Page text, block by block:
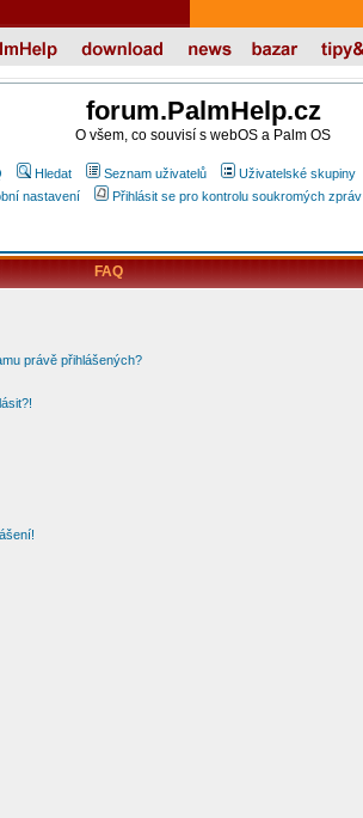
forum.PalmHelp.cz
O všem, co souvisí s webOS a Palm OS
Hledat Seznam uživatelů Uživatelské skupiny
nastavení
Přihlásit se pro kontrolu soukromých zpráv
FAQ
právě přihlášených?